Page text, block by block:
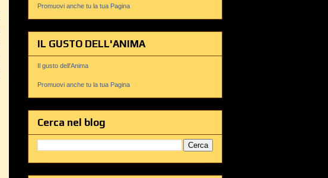
Promuovi anche tu la tua Pagina
IL GUSTO DELL'ANIMA
Il gusto dell'Anima
Promuovi anche tu la tua Pagina
Cerca nel blog